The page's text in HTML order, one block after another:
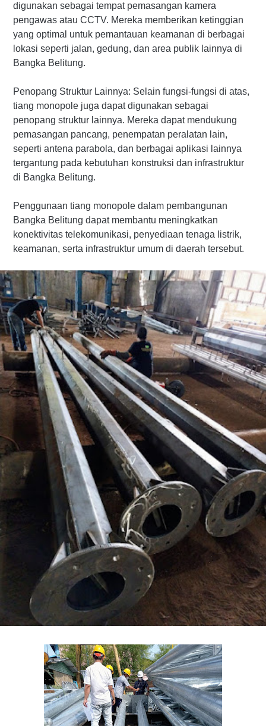
digunakan sebagai tempat pemasangan kamera
pengawas atau CCTV. Mereka memberikan ketinggian
yang optimal untuk pemantauan keamanan di berbagai
lokasi seperti jalan, gedung, dan area publik lainnya di
Bangka Belitung.
Penopang Struktur Lainnya: Selain fungsi-fungsi di atas,
tiang monopole juga dapat digunakan sebagai
penopang struktur lainnya. Mereka dapat mendukung
pemasangan pancang, penempatan peralatan lain,
seperti antena parabola, dan berbagai aplikasi lainnya
tergantung pada kebutuhan konstruksi dan infrastruktur
di Bangka Belitung.
Penggunaan tiang monopole dalam pembangunan
Bangka Belitung dapat membantu meningkatkan
konektivitas telekomunikasi, penyediaan tenaga listrik,
keamanan, serta infrastruktur umum di daerah tersebut.